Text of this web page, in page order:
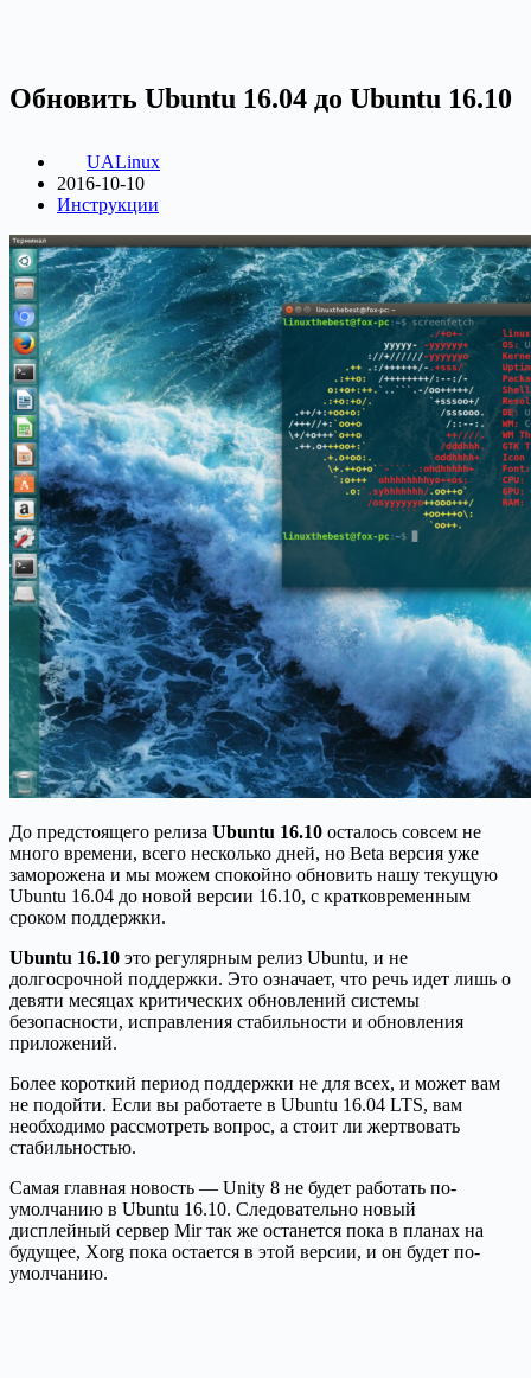
Обновить Ubuntu 16.04 до Ubuntu 16.10
UALinux
2016-10-10
Инструкции
До предстоящего релиза Ubuntu 16.10 осталось совсем не
много времени, всего несколько дней, но Beta версия уже
заморожена и мы можем спокойно обновить нашу текущую
Ubuntu 16.04 до новой версии 16.10, с кратковременным
сроком поддержки.
Ubuntu 16.10 это регулярным релиз Ubuntu, и не
долгосрочной поддержки. Это означает, что речь идет лишь о
девяти месяцах критических обновлений системы
безопасности, исправления стабильности и обновления
приложений.
Более короткий период поддержки не для всех, и может вам
не подойти. Если вы работаете в Ubuntu 16.04 LTS, вам
необходимо рассмотреть вопрос, а стоит ли жертвовать
стабильностью.
Самая главная новость — Unity 8 не будет работать по-
умолчанию в Ubuntu 16.10. Следовательно новый
дисплейный сервер Mir так же останется пока в планах на
будущее, Xorg пока остается в этой версии, и он будет по-
умолчанию.